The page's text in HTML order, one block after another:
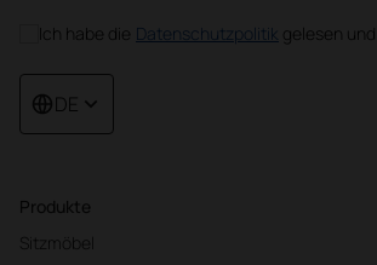
Produkte
Sitzmöbel
Ich habe die Datenschutzpolitik gelesen
DE